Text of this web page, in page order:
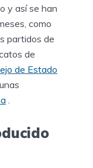
y así se han
como
partidos de
de
de Estado
.